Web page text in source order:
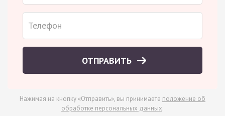
ОТПРАВИТЬ
Нажимая на кнопку «Отправить», вы принимаете положение об
обработке персональных данных.